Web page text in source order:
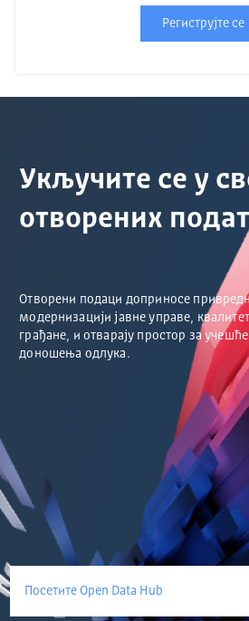
Региструјте се
Укључите се у
отворених
Отворени подаци доприносе
модернизацији јавне управе,
грађане, и отварају простор за
доношења одлука.
Посетите Open Data Hub